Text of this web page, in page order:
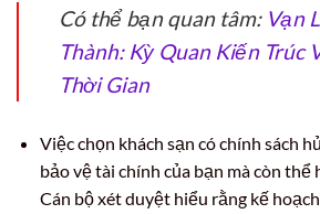
Có thể bạn quan tâm: Vạn
Thành: Kỳ Quan Kiến Trúc
Thời Gian
Việc chọn khách sạn có chính sách
bảo vệ tài chính của bạn mà còn thể
Cán bộ xét duyệt hiểu rằng kế